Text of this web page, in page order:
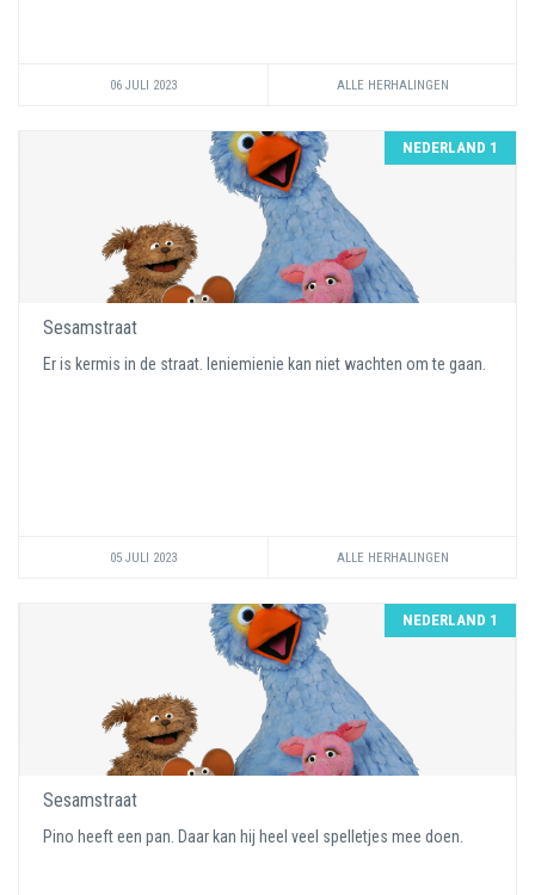
06 JULI 2023 ALLE HERHALINGEN
NEDERLAND 1
Sesamstraat
Er is kermis in de straat. Ieniemienie kan niet wachten om te gaan.
05 JULI 2023 ALLE HERHALINGEN
NEDERLAND 1
Sesamstraat
Pino heeft een pan. Daar kan hij heel veel spelletjes mee doen.